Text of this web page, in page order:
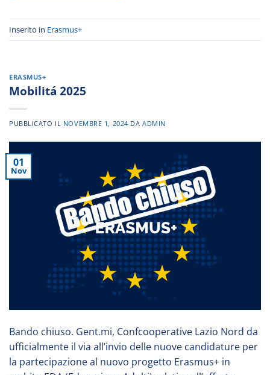
Inserito in Erasmus+
ERASMUS+
Mobilitá 2025
PUBBLICATO IL NOVEMBRE 1, 2024 DAADMIN
01
Nov
Bando chiuso. Gent.mi, Confcooperative Lazio Nord da
ufficialmente il via all’invio delle nuove candidature per
la partecipazione al nuovo progetto Erasmus+ in